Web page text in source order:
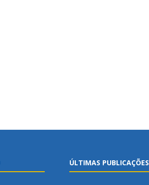
ÚLTIMAS PUBLICAÇÕES